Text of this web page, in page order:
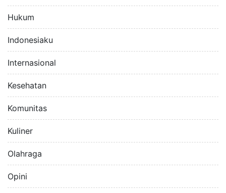
Hukum
Indonesiaku
Internasional
Kesehatan
Komunitas
Kuliner
Olahraga
Opini